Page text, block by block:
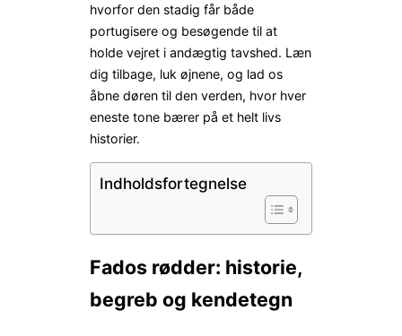
hvorfor den stadig får både
portugisere og besøgende til at
holde vejret i andægtig tavshed. Læn
dig tilbage, luk øjnene, og lad os
åbne døren til den verden, hvor hver
eneste tone bærer på et helt livs
historier.
Indholdsfortegnelse
Fados rødder: historie,
begreb og kendetegn